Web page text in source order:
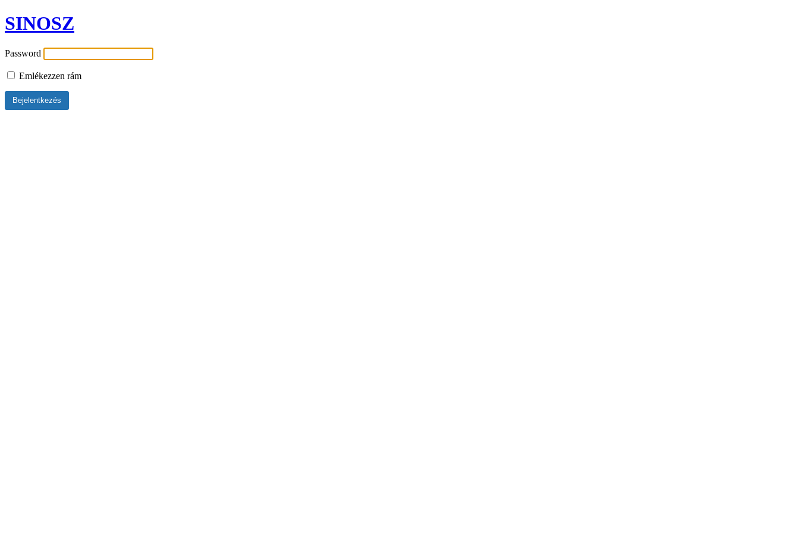
SINOSZ
Password
Emlékezzen rám